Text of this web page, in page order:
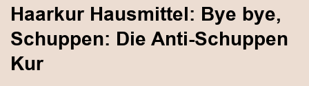
Haarkur Hausmittel: Bye bye,
Schuppen: Die Anti-Schuppen
Kur